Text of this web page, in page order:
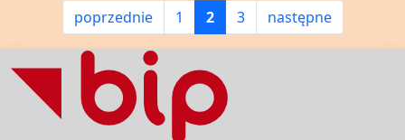
poprzednie 1 2 3 następne